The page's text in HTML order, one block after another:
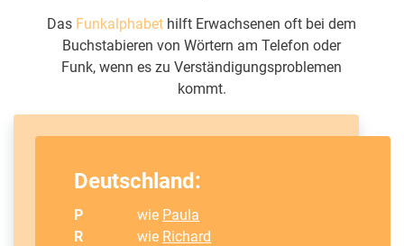
Das Funkalphabet hilft Erwachsenen oft bei dem
Buchstabieren von Wörtern am Telefon oder
Funk, wenn es zu Verständigungsproblemen
kommt.
Deutschland:
P wie Paula
R
wie Richard